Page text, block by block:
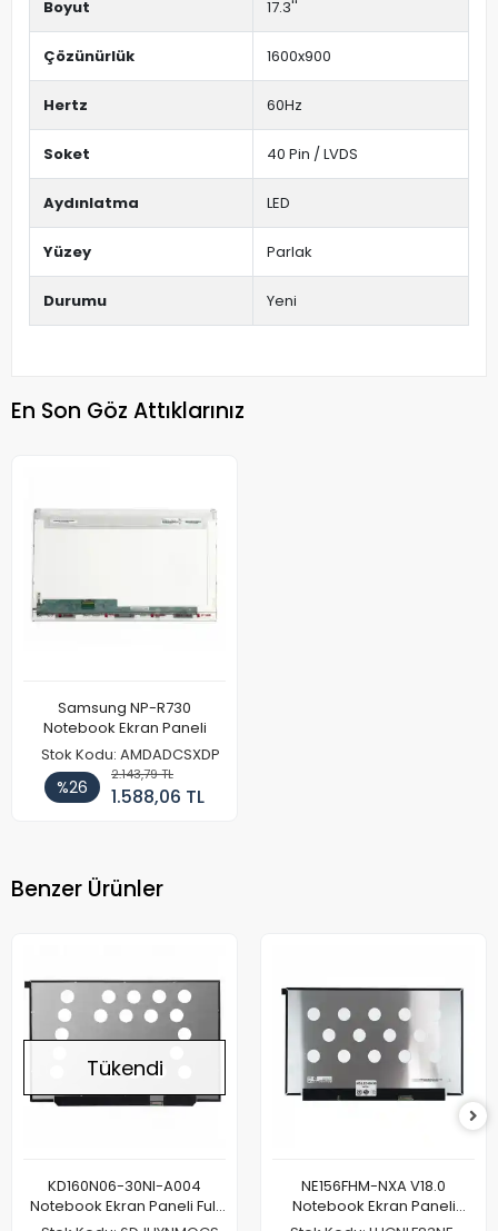
Boyut 17.3''
Çözünürlük 1600x900
Hertz 60Hz
Soket 40 Pin / LVDS
Aydınlatma LED
Yüzey Parlak
Durumu Yeni
En Son Göz Attıklarınız
Samsung NP-R730
Notebook Ekran Paneli
Stok Kodu: AMDADCSXDP
%26
2.143,79 TL
1.588,06 TL
Benzer Ürünler
Tükendi
KD160N06-30NI-A004
Notebook Ekran Paneli Full
HD
NE156FHM-NXA V18.0
Notebook Ekran Paneli
144Hz